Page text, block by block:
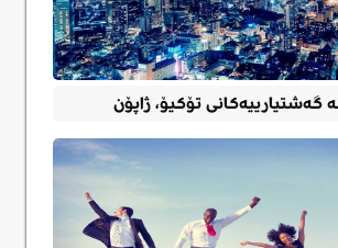
گەشتیارییەکانی تۆکیۆ، ژاپۆن